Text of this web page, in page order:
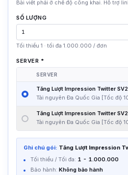
Bài viết phải ở chế độ công khai. Hỗ trợ
SỐ LƯỢNG
Tối thiểu 1 · tối đa 1.000.000 / đơn
SERVER *
SERVER
Tăng Lượt Impression Twitter
Tài nguyên Đa Quốc Gia [Tốc độ
Tăng Lượt Impression Twitter
Tài nguyên Đa Quốc Gia [Tốc độ
Ghi chú gói: Tăng Lượt Impression
Tối thiểu / Tối đa: 1 - 1.000.000
Bảo hành: Không bảo hành